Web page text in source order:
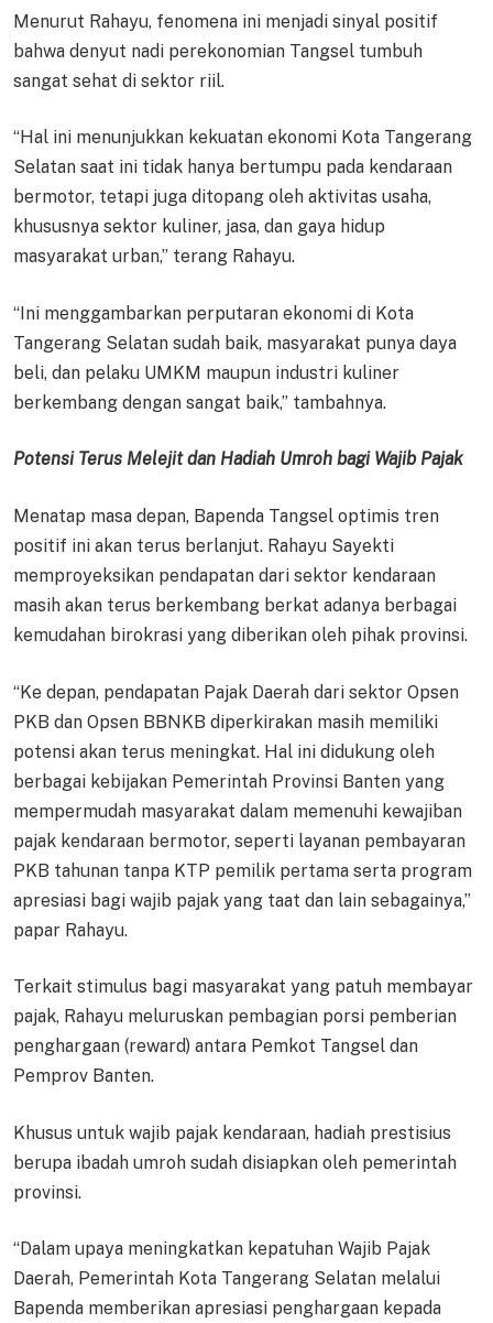
Menurut Rahayu, fenomena ini menjadi sinyal positif
bahwa denyut nadi perekonomian Tangsel tumbuh
sangat sehat di sektor riil.
“Hal ini menunjukkan kekuatan ekonomi Kota Tangerang
Selatan saat ini tidak hanya bertumpu pada kendaraan
bermotor, tetapi juga ditopang oleh aktivitas usaha,
khususnya sektor kuliner, jasa, dan gaya hidup
masyarakat urban,” terang Rahayu.
“Ini menggambarkan perputaran ekonomi di Kota
Tangerang Selatan sudah baik, masyarakat punya daya
beli, dan pelaku UMKM maupun industri kuliner
berkembang dengan sangat baik,” tambahnya.
Potensi Terus Melejit dan Hadiah Umroh bagi Wajib Pajak
Menatap masa depan, Bapenda Tangsel optimis tren
positif ini akan terus berlanjut. Rahayu Sayekti
memproyeksikan pendapatan dari sektor kendaraan
masih akan terus berkembang berkat adanya berbagai
kemudahan birokrasi yang diberikan oleh pihak provinsi.
“Ke depan, pendapatan Pajak Daerah dari sektor Opsen
PKB dan Opsen BBNKB diperkirakan masih memiliki
potensi akan terus meningkat. Hal ini didukung oleh
berbagai kebijakan Pemerintah Provinsi Banten yang
mempermudah masyarakat dalam memenuhi kewajiban
pajak kendaraan bermotor, seperti layanan pembayaran
PKB tahunan tanpa KTP pemilik pertama serta program
apresiasi bagi wajib pajak yang taat dan lain sebagainya,”
papar Rahayu.
Terkait stimulus bagi masyarakat yang patuh membayar
pajak, Rahayu meluruskan pembagian porsi pemberian
penghargaan (reward) antara Pemkot Tangsel dan
Pemprov Banten.
Khusus untuk wajib pajak kendaraan, hadiah prestisius
berupa ibadah umroh sudah disiapkan oleh pemerintah
provinsi.
“Dalam upaya meningkatkan kepatuhan Wajib Pajak
Daerah, Pemerintah Kota Tangerang Selatan melalui
Bapenda memberikan apresiasi penghargaan kepada